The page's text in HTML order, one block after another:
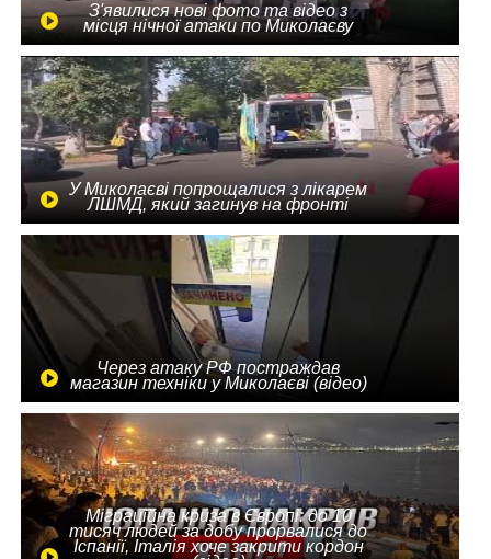
З'явилися нові фото та відео з
місця нічної атаки по Миколаєву
У Миколаєві попрощалися з лікарем
ЛШМД, який загинув на фронті
Через атаку РФ постраждав
магазин техніки у Миколаєві (відео)
Міграційна криза в Європі: до 10
тисяч людей за добу прорвалися до
Іспанії, Італія хоче закрити кордон